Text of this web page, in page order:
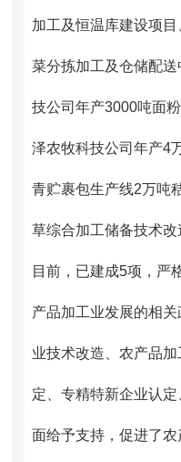
加工及恒温库建设项
菜分拣加工及仓储配
技公司年产3000吨面
泽农牧科技公司年产4
青贮裹包生产线2万吨
草综合加工储备技术改
目前，已建成5项，严
产品加工业发展的相
业技术改造、农产品
定、专精特新企业认
面给予支持，促进了农